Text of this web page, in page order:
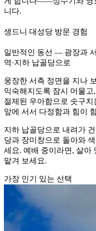
니다.
생드니 대성당 방문 경험
일반적인 동선 — 광장과
역·지하 납골당으로
웅장한 서측 정면을 지나
익숙해지도록 잠시 머물
절제된 우아함으로 솟구
앞에 서서 다정함과 힘이
지하 납골당으로 내려가
당과 장미창으로 돌아와
세요. 예배 중이라면, 살아
맡겨 보세요.
가장 인기 있는 선택